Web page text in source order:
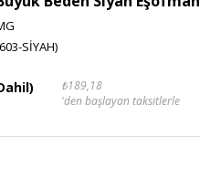
SİYAH)
₺189,18
'den başlayan taksitlerle